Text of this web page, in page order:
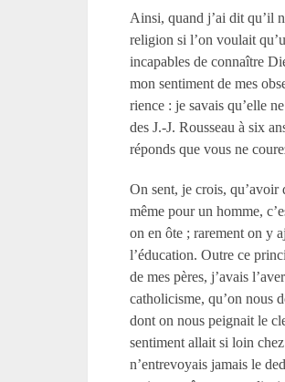
Ainsi, quand j’ai dit qu’il
religion si l’on voulait
incapables de connaître
mon sentiment de mes
rience : je savais qu’elle
des J.-J. Rousseau à six
réponds que vous ne
On sent, je crois,
même pour un homme,
on en ôte ; rarement on y
l’éducation. Outre ce
de mes pères, j’avais
catholicisme, qu’on nous
dont on nous peignait le
sentiment allait si loin
n’entrevoyais jamais le